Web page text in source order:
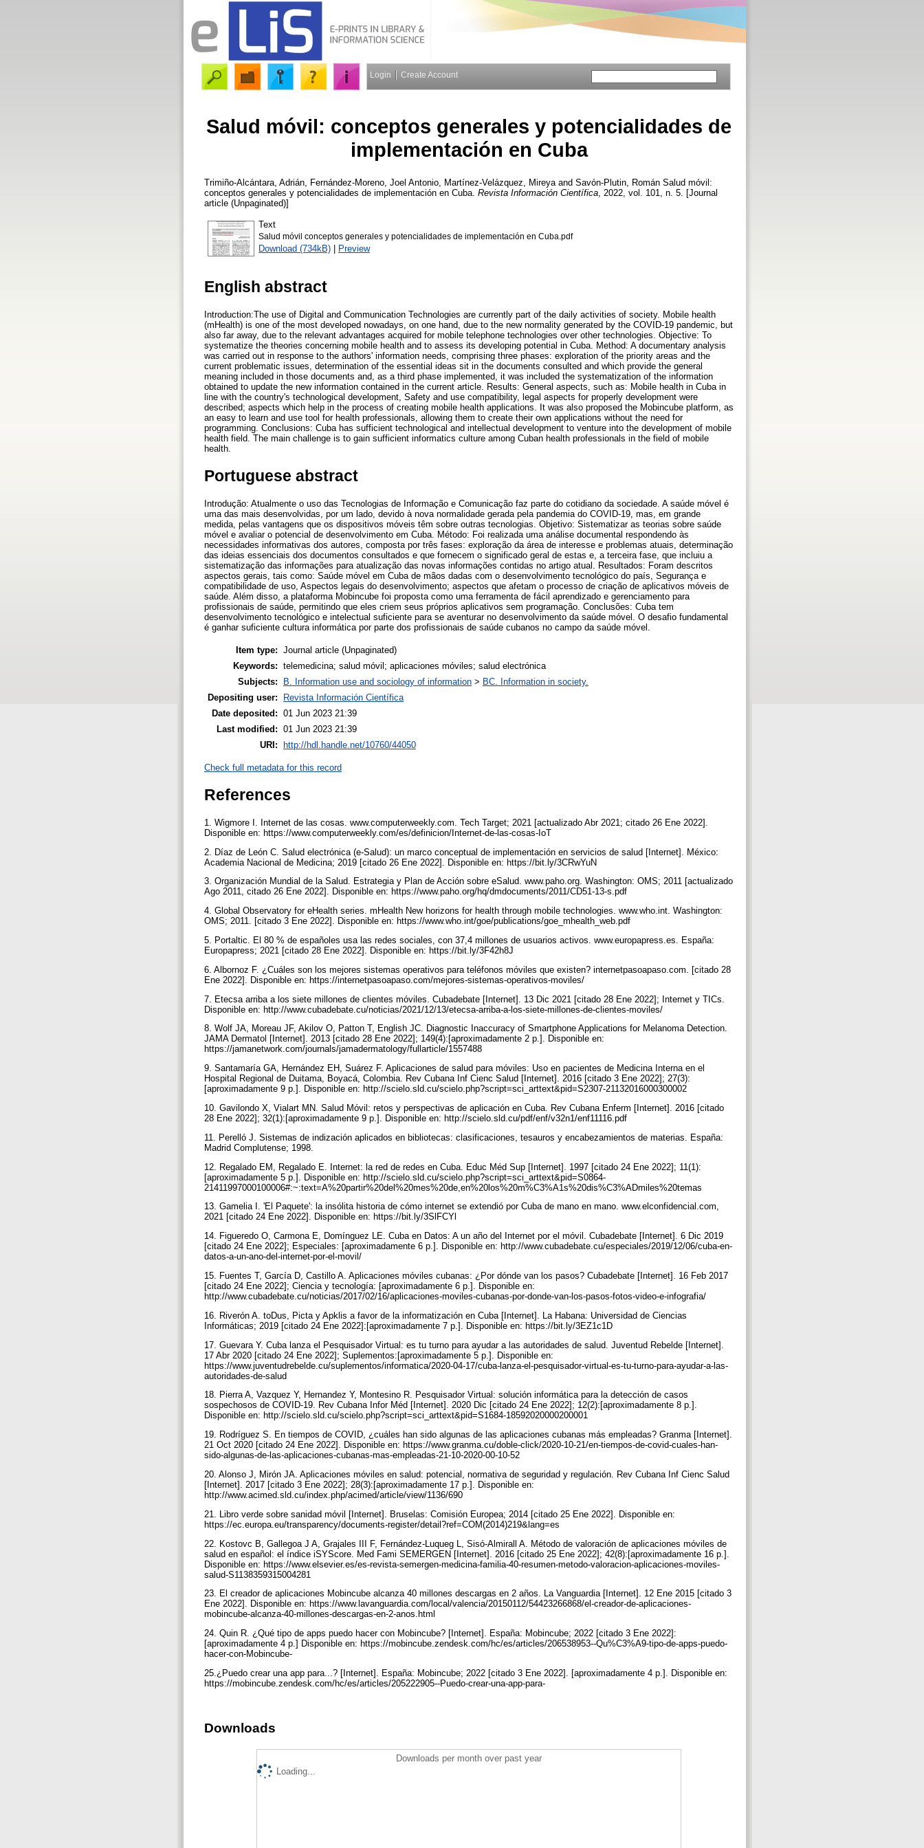
Login Create Account
Salud móvil: conceptos generales y potencialidades de
implementación en Cuba
Trimiño-Alcántara, Adrián Fernández-Moreno, Joel Antonio Martínez-Velázquez, Mireya and Savón-Plutin, Román Salud móvil:
conceptos generales y potencialidades de implementación en Cuba. Revista Información Científica , 2022, vol. 101, n. 5. [Journal
article (Unpaginated)]
Text
Salud móvil conceptos generales y potencialidades de implementación en Cuba.pdf
Download (734kB) | Preview
English abstract
Introduction:The use of Digital and Communication Technologies are currently part of the daily activities of society. Mobile health
(mHealth) is one of the most developed nowadays, on one hand, due to the new normality generated by the COVID-19 pandemic, but
also far away, due to the relevant advantages acquired for mobile telephone technologies over other technologies. Objective: To
systematize the theories concerning mobile health and to assess its developing potential in Cuba. Method: A documentary analysis
was carried out in response to the authors' information needs, comprising three phases: exploration of the priority areas and the
current problematic issues, determination of the essential ideas sit in the documents consulted and which provide the general
meaning included in those documents and, as a third phase implemented, it was included the systematization of the information
obtained to update the new information contained in the current article. Results: General aspects, such as: Mobile health in Cuba in
line with the country's technological development, Safety and use compatibility, legal aspects for properly development were
described; aspects which help in the process of creating mobile health applications. It was also proposed the Mobincube platform, as
an easy to learn and use tool for health professionals, allowing them to create their own applications without the need for
programming. Conclusions: Cuba has sufficient technological and intellectual development to venture into the development of mobile
health field. The main challenge is to gain sufficient informatics culture among Cuban health professionals in the field of mobile
health.
Portuguese abstract
Introdução: Atualmente o uso das Tecnologias de Informação e Comunicação faz parte do cotidiano da sociedade. A saúde móvel é
uma das mais desenvolvidas, por um lado, devido à nova normalidade gerada pela pandemia do COVID-19, mas, em grande
medida, pelas vantagens que os dispositivos móveis têm sobre outras tecnologias. Objetivo: Sistematizar as teorias sobre saúde
móvel e avaliar o potencial de desenvolvimento em Cuba. Método: Foi realizada uma análise documental respondendo às
necessidades informativas dos autores, composta por três fases: exploração da área de interesse e problemas atuais, determinação
das ideias essenciais dos documentos consultados e que fornecem o significado geral de estas e, a terceira fase, que incluiu a
sistematização das informações para atualização das novas informações contidas no artigo atual. Resultados: Foram descritos
aspectos gerais, tais como: Saúde móvel em Cuba de mãos dadas com o desenvolvimento tecnológico do país, Segurança e
compatibilidade de uso, Aspectos legais do desenvolvimento; aspectos que afetam o processo de criação de aplicativos móveis de
saúde. Além disso, a plataforma Mobincube foi proposta como uma ferramenta de fácil aprendizado e gerenciamento para
profissionais de saúde, permitindo que eles criem seus próprios aplicativos sem programação. Conclusões: Cuba tem
desenvolvimento tecnológico e intelectual suficiente para se aventurar no desenvolvimento da saúde móvel. O desafio fundamental
é ganhar suficiente cultura informática por parte dos profissionais de saúde cubanos no campo da saúde móvel.
Item type: Journal article (Unpaginated)
Keywords: telemedicina; salud móvil; aplicaciones móviles; salud electrónica
Subjects:
B. Information use and sociology of information > BC. Information in society.
Depositing user:
Revista Información Científica
Date deposited: 01 Jun 2023 21:39
Last modified: 01 Jun 2023 21:39
URI:
http://hdl.handle.net/10760/44050
Check full metadata for this record
References
1. Wigmore I. Internet de las cosas. www.computerweekly.com. Tech Target; 2021 [actualizado Abr 2021; citado 26 Ene 2022].
Disponible en: https://www.computerweekly.com/es/definicion/Internet-de-las-cosas-IoT
2. Díaz de León C. Salud electrónica (e-Salud): un marco conceptual de implementación en servicios de salud [Internet]. México:
Academia Nacional de Medicina; 2019 [citado 26 Ene 2022]. Disponible en: https://bit.ly/3CRwYuN
3. Organización Mundial de la Salud. Estrategia y Plan de Acción sobre eSalud. www.paho.org. Washington: OMS; 2011 [actualizado
Ago 2011, citado 26 Ene 2022]. Disponible en: https://www.paho.org/hq/dmdocuments/2011/CD51-13-s.pdf
4. Global Observatory for eHealth series. mHealth New horizons for health through mobile technologies. www.who.int. Washington:
OMS; 2011. [citado 3 Ene 2022]. Disponible en: https://www.who.int/goe/publications/goe_mhealth_web.pdf
5. Portaltic. El 80 % de españoles usa las redes sociales, con 37,4 millones de usuarios activos. www.europapress.es. España:
Europapress; 2021 [citado 28 Ene 2022]. Disponible en: https://bit.ly/3F42h8J
6. Albornoz F. ¿Cuáles son los mejores sistemas operativos para teléfonos móviles que existen? internetpasoapaso.com. [citado 28
Ene 2022]. Disponible en: https://internetpasoapaso.com/mejores-sistemas-operativos-moviles/
7. Etecsa arriba a los siete millones de clientes móviles. Cubadebate [Internet]. 13 Dic 2021 [citado 28 Ene 2022]; Internet y TICs.
Disponible en: http://www.cubadebate.cu/noticias/2021/12/13/etecsa-arriba-a-los-siete-millones-de-clientes-moviles/
8. Wolf JA, Moreau JF, Akilov O, Patton T, English JC. Diagnostic Inaccuracy of Smartphone Applications for Melanoma Detection.
JAMA Dermatol [Internet]. 2013 [citado 28 Ene 2022]; 149(4):[aproximadamente 2 p.]. Disponible en:
https://jamanetwork.com/journals/jamadermatology/fullarticle/1557488
9. Santamaría GA, Hernández EH, Suárez F. Aplicaciones de salud para móviles: Uso en pacientes de Medicina Interna en el
Hospital Regional de Duitama, Boyacá, Colombia. Rev Cubana Inf Cienc Salud [Internet]. 2016 [citado 3 Ene 2022]; 27(3):
[aproximadamente 9 p.]. Disponible en: http://scielo.sld.cu/scielo.php?script=sci_arttext&pid=S2307-21132016000300002
10. Gavilondo X, Vialart MN. Salud Móvil: retos y perspectivas de aplicación en Cuba. Rev Cubana Enferm [Internet]. 2016 [citado
28 Ene 2022]; 32(1):[aproximadamente 9 p.]. Disponible en: http://scielo.sld.cu/pdf/enf/v32n1/enf11116.pdf
11. Perelló J. Sistemas de indización aplicados en bibliotecas: clasificaciones, tesauros y encabezamientos de materias. España:
Madrid Complutense; 1998.
12. Regalado EM, Regalado E. Internet: la red de redes en Cuba. Educ Méd Sup [Internet]. 1997 [citado 24 Ene 2022]; 11(1):
[aproximadamente 5 p.]. Disponible en: http://scielo.sld.cu/scielo.php?script=sci_arttext&pid=S0864-
21411997000100006#:~:text=A%20partir%20del%20mes%20de,en%20los%20m%C3%A1s%20dis%C3%ADmiles%20temas
13. Gamelia I. 'El Paquete': la insólita historia de cómo internet se extendió por Cuba de mano en mano. www.elconfidencial.com,
2021 [citado 24 Ene 2022]. Disponible en: https://bit.ly/3SlFCYl
14. Figueredo O, Carmona E, Domínguez LE. Cuba en Datos: A un año del Internet por el móvil. Cubadebate [Internet]. 6 Dic 2019
[citado 24 Ene 2022]; Especiales: [aproximadamente 6 p.]. Disponible en: http://www.cubadebate.cu/especiales/2019/12/06/cuba-en-
datos-a-un-ano-del-internet-por-el-movil/
15. Fuentes T, García D, Castillo A. Aplicaciones móviles cubanas: ¿Por dónde van los pasos? Cubadebate [Internet]. 16 Feb 2017
[citado 24 Ene 2022]; Ciencia y tecnología: [aproximadamente 6 p.]. Disponible en:
http://www.cubadebate.cu/noticias/2017/02/16/aplicaciones-moviles-cubanas-por-donde-van-los-pasos-fotos-video-e-infografia/
16. Riverón A. toDus, Picta y Apklis a favor de la informatización en Cuba [Internet]. La Habana: Universidad de Ciencias
Informáticas; 2019 [citado 24 Ene 2022]:[aproximadamente 7 p.]. Disponible en: https://bit.ly/3EZ1c1D
17. Guevara Y. Cuba lanza el Pesquisador Virtual: es tu turno para ayudar a las autoridades de salud. Juventud Rebelde [Internet].
17 Abr 2020 [citado 24 Ene 2022]; Suplementos:[aproximadamente 5 p.]. Disponible en:
https://www.juventudrebelde.cu/suplementos/informatica/2020-04-17/cuba-lanza-el-pesquisador-virtual-es-tu-turno-para-ayudar-a-las-
autoridades-de-salud
18. Pierra A, Vazquez Y, Hernandez Y, Montesino R. Pesquisador Virtual: solución informática para la detección de casos
sospechosos de COVID-19. Rev Cubana Infor Méd [Internet]. 2020 Dic [citado 24 Ene 2022]; 12(2):[aproximadamente 8 p.].
Disponible en: http://scielo.sld.cu/scielo.php?script=sci_arttext&pid=S1684-18592020000200001
19. Rodríguez S. En tiempos de COVID, ¿cuáles han sido algunas de las aplicaciones cubanas más empleadas? Granma [Internet].
21 Oct 2020 [citado 24 Ene 2022]. Disponible en: https://www.granma.cu/doble-click/2020-10-21/en-tiempos-de-covid-cuales-han-
sido-algunas-de-las-aplicaciones-cubanas-mas-empleadas-21-10-2020-00-10-52
20. Alonso J, Mirón JA. Aplicaciones móviles en salud: potencial, normativa de seguridad y regulación. Rev Cubana Inf Cienc Salud
[Internet]. 2017 [citado 3 Ene 2022]; 28(3):[aproximadamente 17 p.]. Disponible en:
http://www.acimed.sld.cu/index.php/acimed/article/view/1136/690
21. Libro verde sobre sanidad móvil [Internet]. Bruselas: Comisión Europea; 2014 [citado 25 Ene 2022]. Disponible en:
https://ec.europa.eu/transparency/documents-register/detail?ref=COM(2014)219&lang=es
22. Kostovc B, Gallegoa J A, Grajales III F, Fernández-Luqueg L, Sisó-Almirall A. Método de valoración de aplicaciones móviles de
salud en español: el índice iSYScore. Med Fami SEMERGEN [Internet]. 2016 [citado 25 Ene 2022]; 42(8):[aproximadamente 16 p.].
Disponible en: https://www.elsevier.es/es-revista-semergen-medicina-familia-40-resumen-metodo-valoracion-aplicaciones-moviles-
salud-S1138359315004281
23. El creador de aplicaciones Mobincube alcanza 40 millones descargas en 2 años. La Vanguardia [Internet]. 12 Ene 2015 [citado 3
Ene 2022]. Disponible en: https://www.lavanguardia.com/local/valencia/20150112/54423266868/el-creador-de-aplicaciones-
mobincube-alcanza-40-millones-descargas-en-2-anos.html
24. Quin R. ¿Qué tipo de apps puedo hacer con Mobincube? [Internet]. España: Mobincube; 2022 [citado 3 Ene 2022]:
[aproximadamente 4 p.] Disponible en: https://mobincube.zendesk.com/hc/es/articles/206538953--Qu%C3%A9-tipo-de-apps-puedo-
hacer-con-Mobincube-
25.¿Puedo crear una app para...? [Internet]. España: Mobincube; 2022 [citado 3 Ene 2022]. [aproximadamente 4 p.]. Disponible en:
https://mobincube.zendesk.com/hc/es/articles/205222905--Puedo-crear-una-app-para-
Downloads
Downloads per month over past year
Loading...